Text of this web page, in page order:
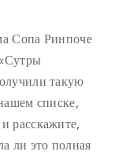
Сопа Ринпоче
такую
списке,
расскажите,
ли это полная